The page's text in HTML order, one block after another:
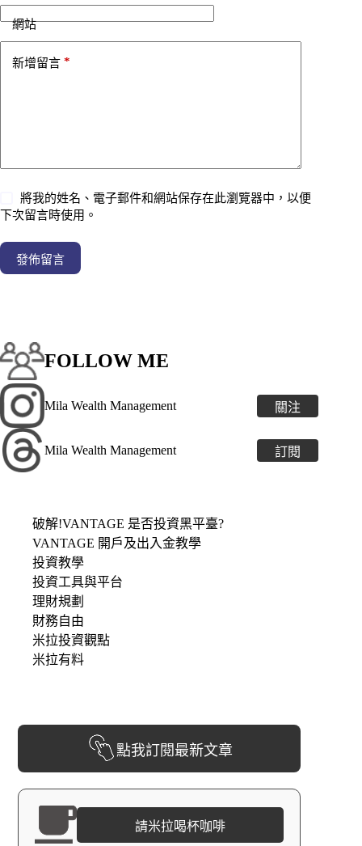
網站
新增留言 *
將我的姓名、電子郵件和網站保存在此瀏覽器中，以便
下次留言時使用。
發佈留言
FOLLOW ME
Mila Wealth Management 關注
Mila Wealth Management 訂閱
破解!VANTAGE 是否投資黑平臺?
VANTAGE 開戶及出入金教學
投資教學
投資工具與平台
理財規劃
財務自由
米拉投資觀點
米拉有料
點我訂閱最新文章
請米拉喝杯咖啡